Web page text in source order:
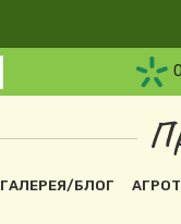
ГАЛЕРЕЯ/БЛОГ